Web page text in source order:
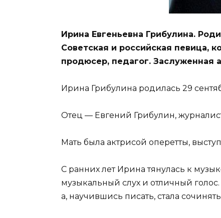
Ирина Евгеньевна Грибулина.
Советская и российская певица,
продюсер, педагог. Заслуженная
Ирина Грибулина родилась 29
Отец — Евгений Грибулин,
Мать была актрисой оперетты,
С ранних лет Ирина тянулась к
музыкальный слух и отличный
а, научившись писать, стала